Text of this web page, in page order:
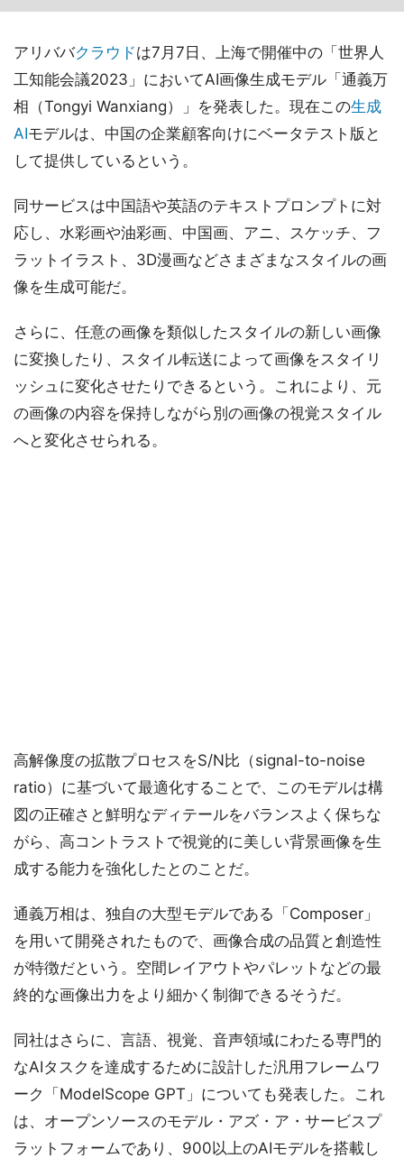
アリババクラウドは7月7日、上海で開催中の「世界人
工知能会議2023」においてAI画像生成モデル「通義万
相（Tongyi Wanxiang）」を発表した。現在この生成
AIモデルは、中国の企業顧客向けにベータテスト版と
して提供しているという。
同サービスは中国語や英語のテキストプロンプトに対
応し、水彩画や油彩画、中国画、アニ、スケッチ、フ
ラットイラスト、3D漫画などさまざまなスタイルの画
像を生成可能だ。
さらに、任意の画像を類似したスタイルの新しい画像
に変換したり、スタイル転送によって画像をスタイリ
ッシュに変化させたりできるという。これにより、元
の画像の内容を保持しながら別の画像の視覚スタイル
へと変化させられる。
高解像度の拡散プロセスをS/N比（signal-to-noise
ratio）に基づいて最適化することで、このモデルは構
図の正確さと鮮明なディテールをバランスよく保ちな
がら、高コントラストで視覚的に美しい背景画像を生
成する能力を強化したとのことだ。
通義万相は、独自の大型モデルである「Composer」
を用いて開発されたもので、画像合成の品質と創造性
が特徴だという。空間レイアウトやパレットなどの最
終的な画像出力をより細かく制御できるそうだ。
同社はさらに、言語、視覚、音声領域にわたる専門的
なAIタスクを達成するために設計した汎用フレームワ
ーク「ModelScope GPT」についても発表した。これ
は、オープンソースのモデル・アズ・ア・サービスプ
ラットフォームであり、900以上のAIモデルを搭載し